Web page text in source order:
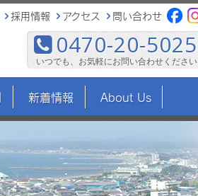
採用情報 アクセス 問い合わせ
0470-20-5025
いつでも、お気軽にお問い合わせください
新着情報 About Us